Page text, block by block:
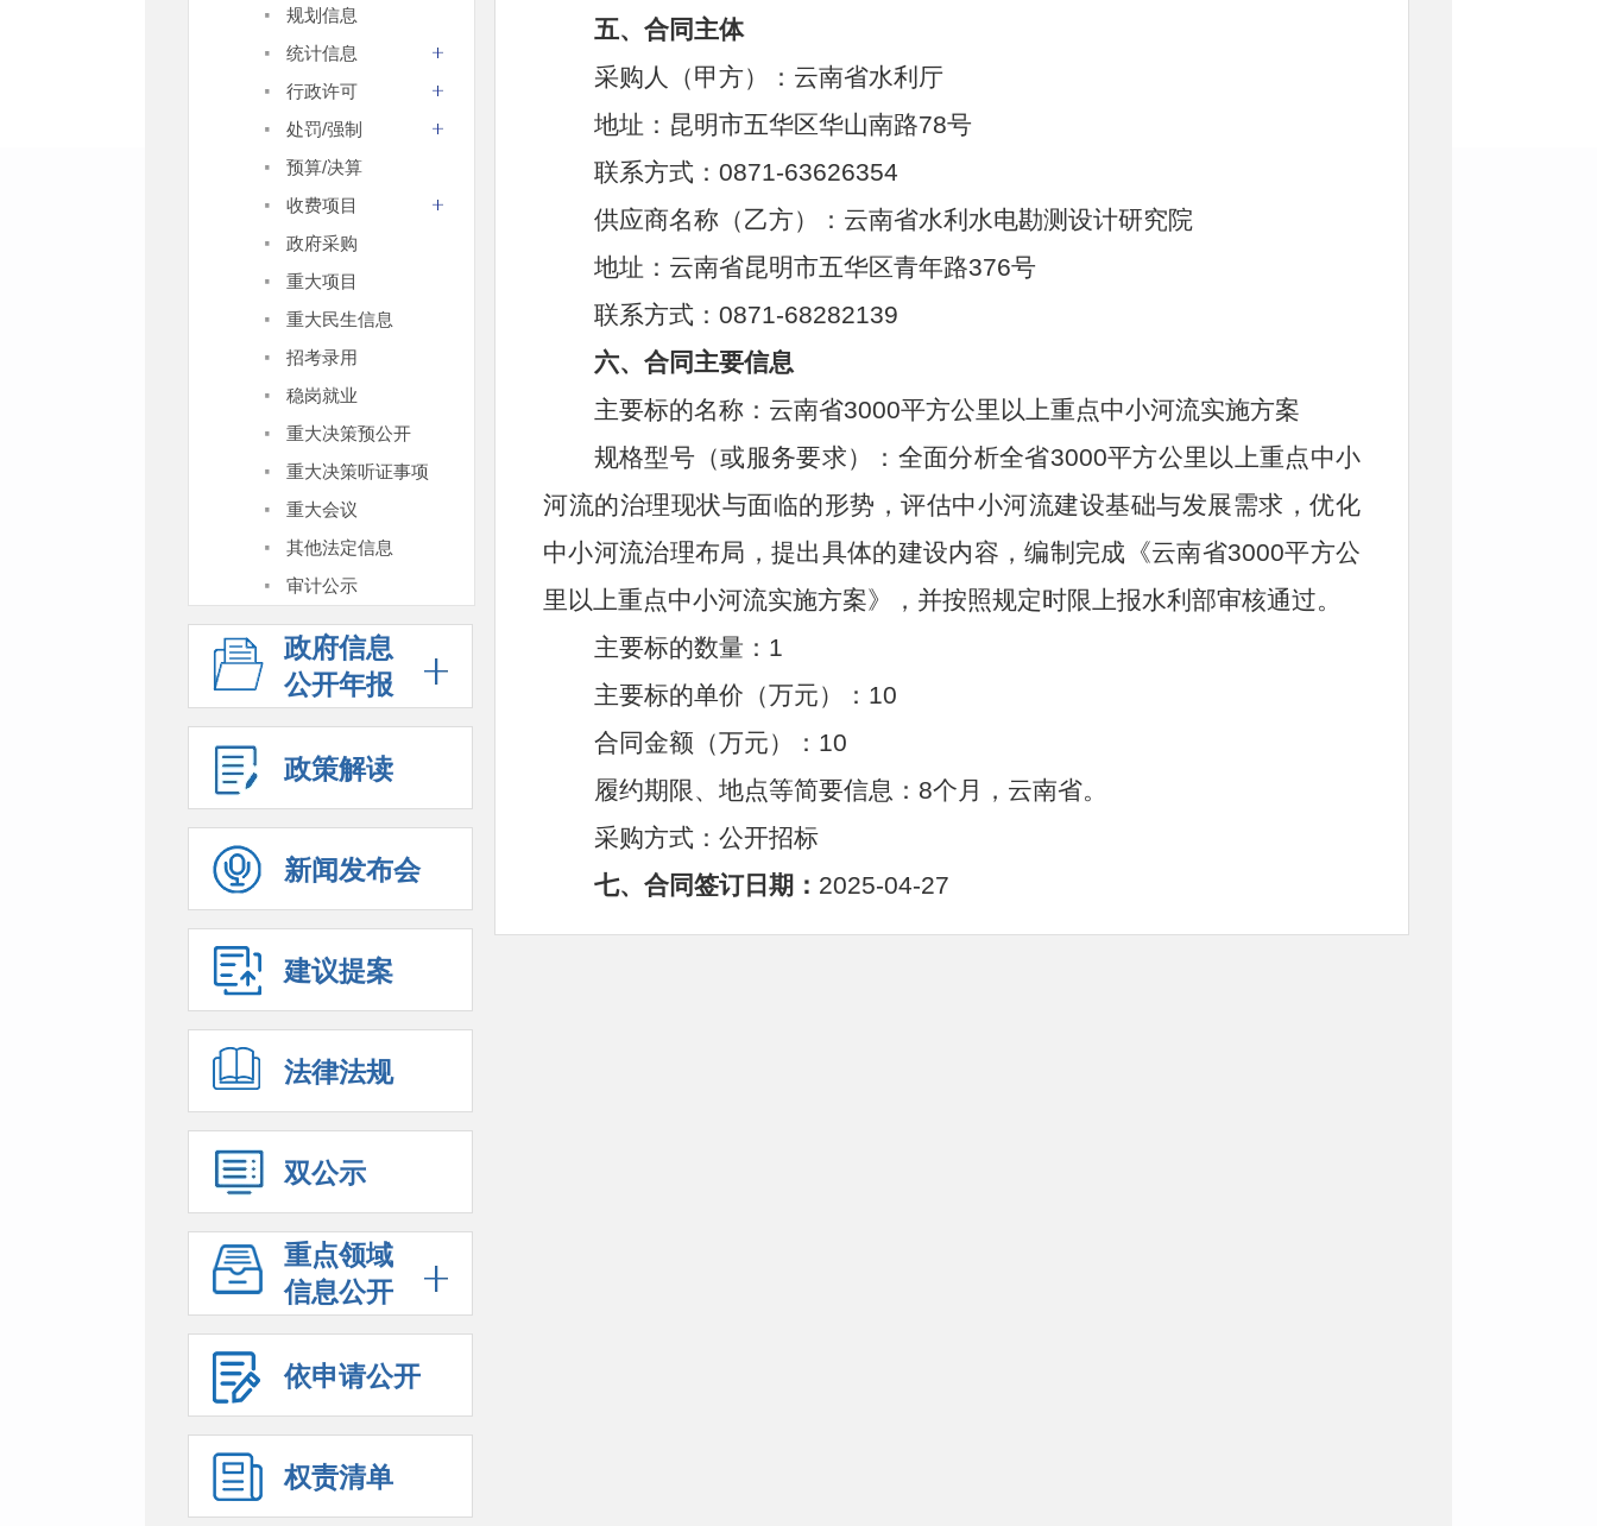
· 规划信息
· 统计信息
· 行政许可
· 处罚/强制
· 预算/决算
· 收费项目
· 政府采购
· 重大项目
· 重大民生信息
· 招考录用
· 稳岗就业
· 重大决策预公开
· 重大决策听证事项
· 重大会议
· 其他法定信息
· 审计公示
政府信息
公开年报
政策解读
新闻发布会
建议提案
法律法规
双公示
重点领域
信息公开
依申请公开
权责清单
五、合同主体
采购人（甲方）：云南省水利厅
地址：昆明市五华区华山南路78号
联系方式：0871-63626354
供应商名称（乙方）：云南省水利水电勘测设计研究院
地址：云南省昆明市五华区青年路376号
联系方式：0871-68282139
六、合同主要信息
主要标的名称：云南省3000平方公里以上重点中小河流实施方案
规格型号（或服务要求）：全面分析全省3000平方公里以上重点中小
河流的治理现状与面临的形势，评估中小河流建设基础与发展需求，优化
中小河流治理布局，提出具体的建设内容，编制完成《云南省3000平方公
里以上重点中小河流实施方案》，并按照规定时限上报水利部审核通过。
主要标的数量：1
主要标的单价（万元）：10
合同金额（万元）：10
履约期限、地点等简要信息：8个月，云南省。
采购方式：公开招标
七、合同签订日期： 2025-04-27
八、合同公告日期：2025-04-30至2025-05-01